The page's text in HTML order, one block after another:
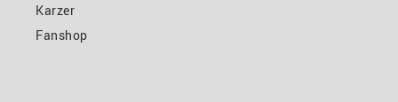
Karzer
Fanshop